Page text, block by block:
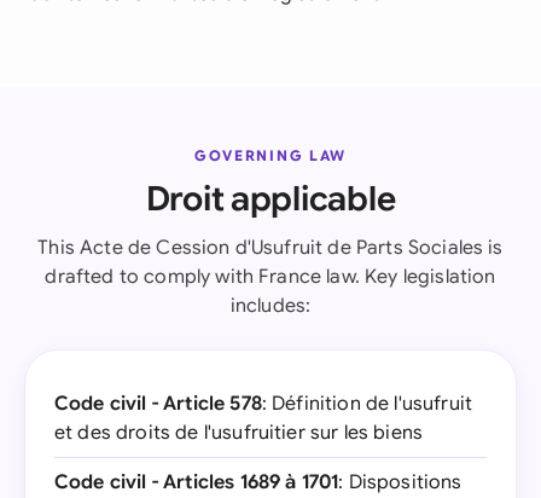
GOVERNING LAW
Droit applicable
This Acte de Cession d'Usufruit de Parts Sociales is
drafted to comply with France law. Key legislation
includes:
Code civil - Article 578: Définition de l'usufruit
et des droits de l'usufruitier sur les biens
Code civil - Articles 1689 à 1701: Dispositions